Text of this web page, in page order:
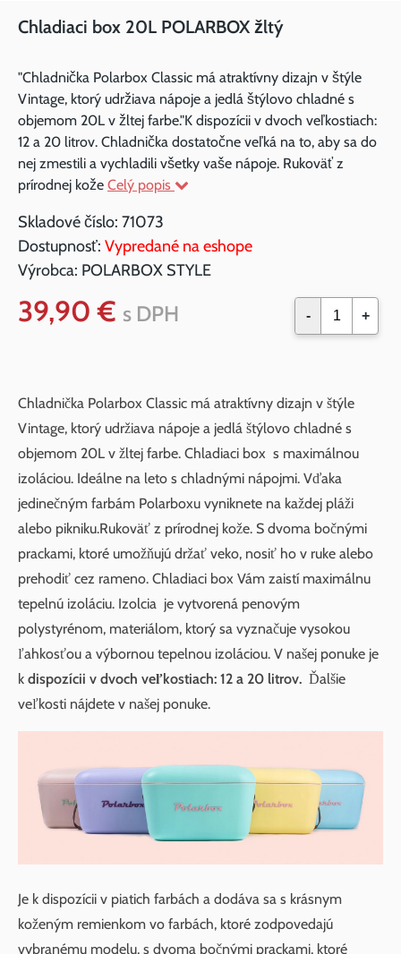
Chladiaci box 20L POLARBOX žltý
"Chladnička Polarbox Classic má atraktívny dizajn v štýle
Vintage, ktorý udržiava nápoje a jedlá štýlovo chladné s
objemom 20L v žltej farbe."K dispozícii v dvoch veľkostiach:
12 a 20 litrov. Chladnička dostatočne veľká na to, aby sa do
nej zmestili a vychladili všetky vaše nápoje. Rukoväť z
prírodnej kože Celý popis
Skladové číslo: 71073
Dostupnosť: Vypredané na eshope
Výrobca: POLARBOX STYLE
39,90 € s DPH - +
Chladnička Polarbox Classic má atraktívny dizajn v štýle
Vintage, ktorý udržiava nápoje a jedlá štýlovo chladné s
objemom 20L v žltej farbe. Chladiaci box s maximálnou
izoláciou. Ideálne na leto s chladnými nápojmi. Vďaka
jedinečným farbám Polarboxu vyniknete na každej pláži
alebo pikniku.Rukoväť z prírodnej kože. S dvoma bočnými
prackami, ktoré umožňujú držať veko, nosiť ho v ruke alebo
prehodiť cez rameno. Chladiaci box Vám zaistí maximálnu
tepelnú izoláciu. Izolcia je vytvorená penovým
polystyrénom, materiálom, ktorý sa vyznačuje vysokou
ľahkosťou a výbornou tepelnou izoláciou. V našej ponuke je
k dispozícii v dvoch veľkostiach: 12 a 20 litrov. Ďalšie
veľkosti nájdete v našej ponuke.
Je k dispozícii v piatich farbách a dodáva sa s krásnym
koženým remienkom vo farbách, ktoré zodpovedajú
vybranému modelu, s dvoma bočnými prackami, ktoré